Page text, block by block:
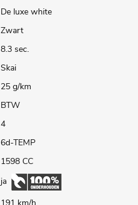
De luxe white
Zwart
8.3 sec.
Skai
25 g/km
BTW
4
6d-TEMP
1598 CC
ja